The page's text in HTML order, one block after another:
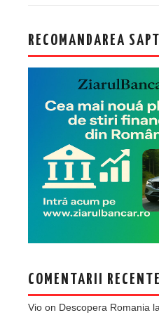
RECOMANDAREA
COMENTARII RECENTE
Vio on Descopera Romania